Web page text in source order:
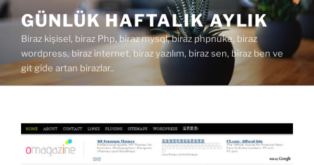
İçeriğe
geç
GÜNLÜK HAFTALIK AYLIK
Biraz kişisel, biraz Php, biraz mysql, biraz phpnuke, biraz
wordpress, biraz internet, biraz yazılım, biraz sen, biraz ben ve
git gide artan birazlar..